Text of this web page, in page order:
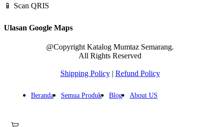
📱 Scan QRIS
Ulasan Google Maps
@Copyright Katalog Mumtaz Semarang.
All Rights Reserved
Shipping Policy| Refund Policy
Beranda Semua Produk Blog About US